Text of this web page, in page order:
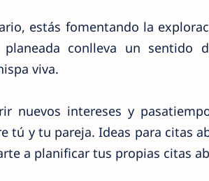
estás fomentando la
conlleva un sentido
viva.
nuevos intereses y
tú y tu pareja. Ideas para citas
a planificar tus propias citas